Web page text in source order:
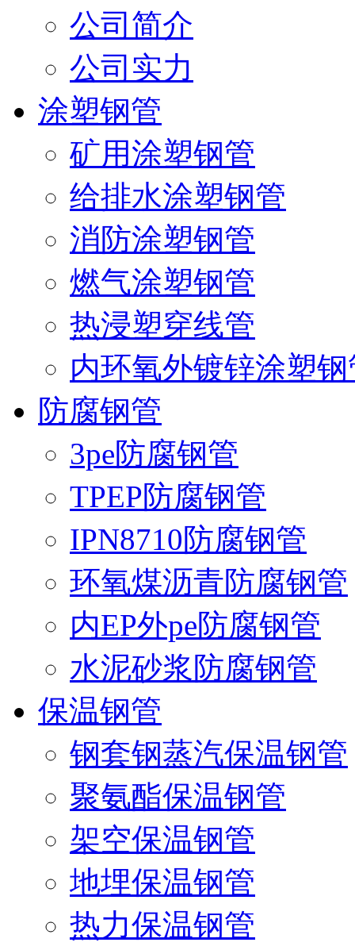
公司简介
公司实力
涂塑钢管
矿用涂塑钢管
给排水涂塑钢管
消防涂塑钢管
燃气涂塑钢管
热浸塑穿线管
内环氧外镀锌涂塑钢
防腐钢管
3pe防腐钢管
TPEP防腐钢管
IPN8710防腐钢管
环氧煤沥青防腐钢管
内EP外pe防腐钢管
水泥砂浆防腐钢管
保温钢管
钢套钢蒸汽保温钢管
聚氨酯保温钢管
架空保温钢管
地埋保温钢管
热力保温钢管